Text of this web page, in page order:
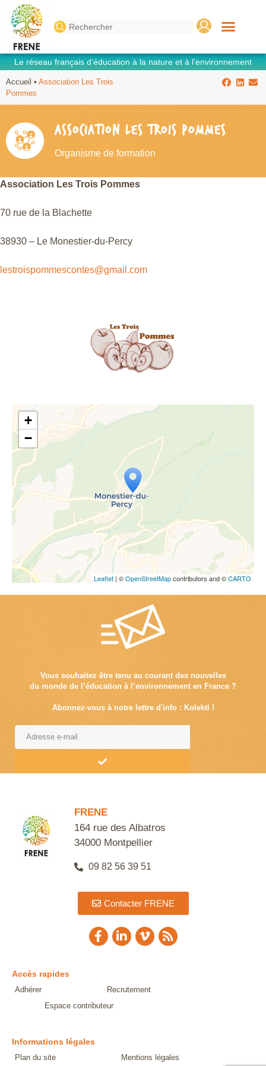
Search
for:
Le réseau français d’éducation à la nature et à l’environnement
Accueil • Association Les Trois
Pommes
ASSOCIATION LES TROIS POMMES
Organisme de formation
Association Les Trois Pommes
70 rue de la Blachette
38930 – Le Monestier-du-Percy
lestroispommescontes@gmail.com
Travelers' Map is loading...
If you see this after your page is
loaded completely, leafletJS files are
missing.
+
−
Leaflet | ©OpenStreetMapcontributors and ©CARTO
Vous souhaitez être tenu au courant des nouvelles
du monde de l’éducation à l’environnement en France ?
Abonnez-vous à notre lettre d'info : Kolekti !
FRENE
164 rue des Albatros
34000 Montpellier
09 82 56 39 51
Contacter FRENE
Accès rapides
Adhérer
Recrutement
Espace contributeur
Informations légales
Plan du site Mentions légales